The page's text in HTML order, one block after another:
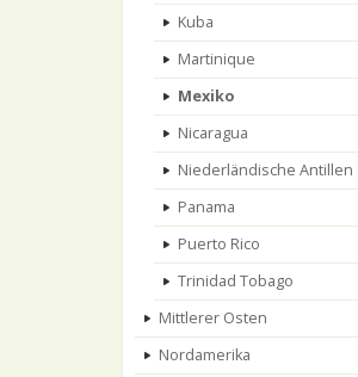
Kuba
Martinique
Mexiko
Nicaragua
Niederländische Antillen
Panama
Puerto Rico
Trinidad Tobago
Mittlerer Osten
Nordamerika